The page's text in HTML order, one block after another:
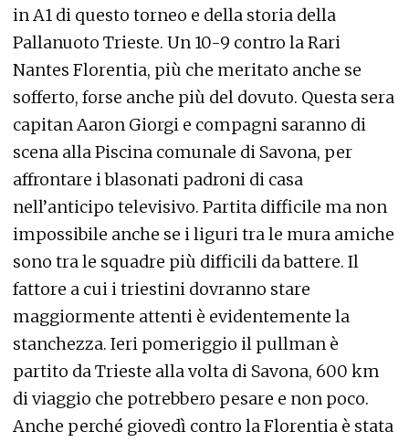
in A1 di questo torneo e della storia della
Pallanuoto Trieste. Un 10-9 contro la Rari
Nantes Florentia, più che meritato anche se
sofferto, forse anche più del dovuto. Questa sera
capitan Aaron Giorgi e compagni saranno di
scena alla Piscina comunale di Savona, per
affrontare i blasonati padroni di casa
nell’anticipo televisivo. Partita difficile ma non
impossibile anche se i liguri tra le mura amiche
sono tra le squadre più difficili da battere. Il
fattore a cui i triestini dovranno stare
maggiormente attenti è evidentemente la
stanchezza. Ieri pomeriggio il pullman è
partito da Trieste alla volta di Savona, 600 km
di viaggio che potrebbero pesare e non poco.
Anche perché giovedì contro la Florentia è stata